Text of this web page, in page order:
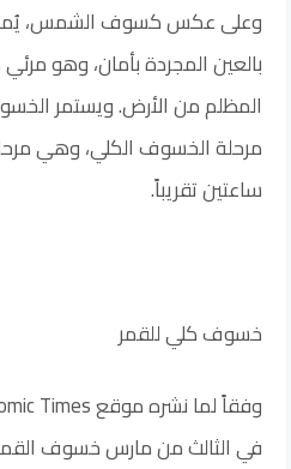
وعلى عكس كسوف الشمس،
بالعين المجردة بأمان، وهو
المظلم من الأرض. ويستمر
مرحلة الخسوف الكلي، وهي
ساعتين تقريباً.
خسوف كلي للقمر
في الثالث من مارس خسوف